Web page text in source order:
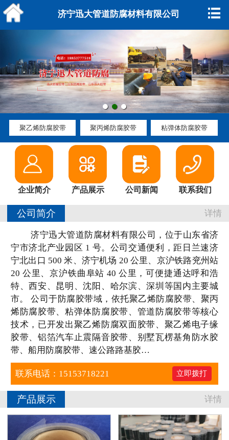
网站主页
产品展示
资质荣誉
行业动态
参展动态
公司环境
工程案例
销售业绩
联系我们
济宁迅大管道防腐材料有限公司
聚乙烯防腐胶带 聚丙烯防腐胶带 粘弹体防腐胶带
企业简介 产品展示 公司新闻 联系我们
公司简介 详情
济宁迅大管道防腐材料有限公司，位于山东省济
宁市济北产业园区 1 号。公司交通便利，距日兰速济
宁北出口 500 米、济宁机场 20 公里、京沪铁路兖州站
20 公里、京沪铁曲阜站 40 公里，可便捷通达呼和浩
特、西安、昆明、沈阳、哈尔滨、深圳等国内主要城
市。 公司于防腐胶带域，依托聚乙烯防腐胶带、聚丙
烯防腐胶带、粘弹体防腐胶带、管道防腐胶带等核心
技术，已开发出聚乙烯防腐双面胶带、聚乙烯电子缘
胶带、铝箔汽车止震隔音胶带、别墅瓦楞基角防水胶
带、船用防腐胶带、速公路路基胶…
联系电话：15153718221 立即拨打
产品展示 详情